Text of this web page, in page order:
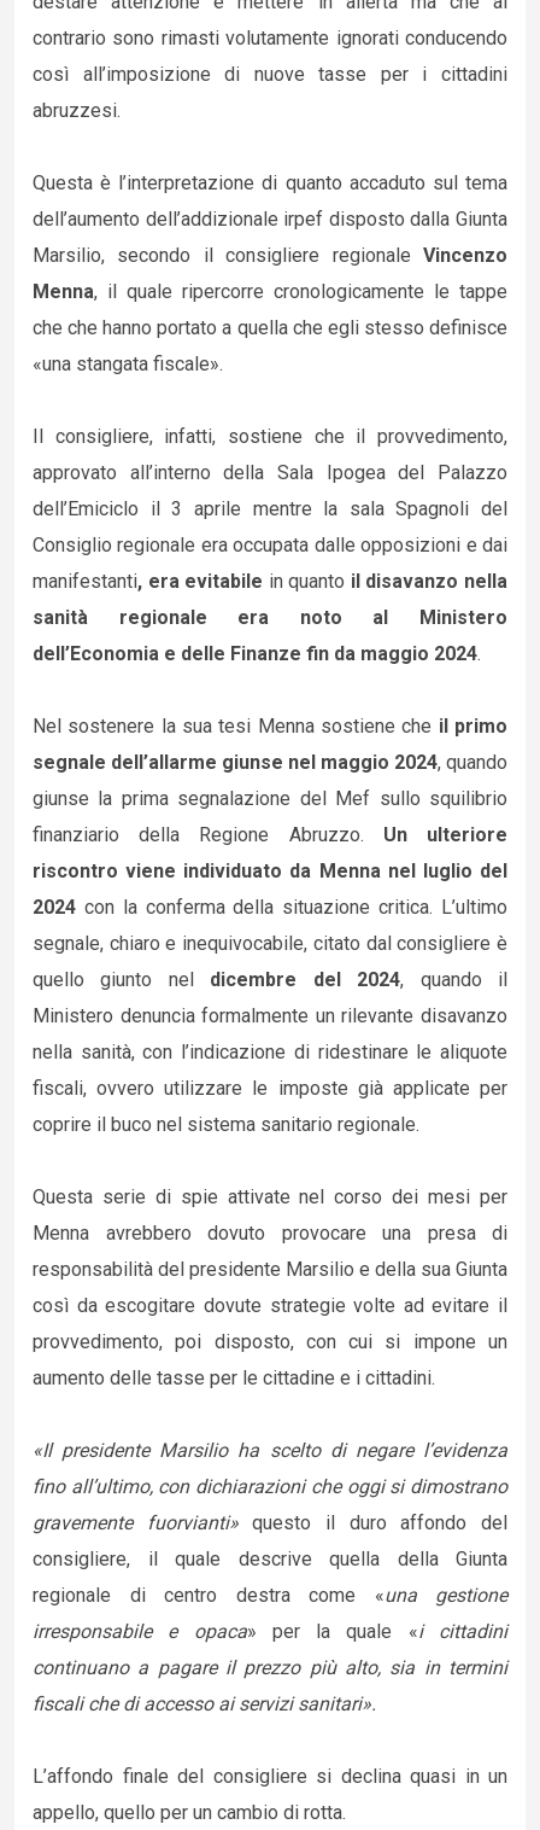
contrario sono rimasti volutamente ignorati conducendo
così all’imposizione di nuove tasse per i cittadini
abruzzesi.
Questa è l’interpretazione di quanto accaduto sul tema
dell’aumento dell’addizionale irpef disposto dalla Giunta
Marsilio, secondo il consigliere regionale Vincenzo
Menna, il quale ripercorre cronologicamente le tappe
che che hanno portato a quella che egli stesso definisce
«una stangata fiscale».
Il consigliere, infatti, sostiene che il provvedimento,
approvato all’interno della Sala Ipogea del Palazzo
dell’Emiciclo il 3 aprile mentre la sala Spagnoli del
Consiglio regionale era occupata dalle opposizioni e dai
manifestanti, era evitabile in quanto il disavanzo nella
sanità regionale era noto al Ministero
dell’Economia e delle Finanze fin da maggio 2024.
Nel sostenere la sua tesi Menna sostiene che il primo
segnale dell’allarme giunse nel maggio 2024, quando
giunse la prima segnalazione del Mef sullo squilibrio
finanziario della Regione Abruzzo. Un ulteriore
riscontro viene individuato da Menna nel luglio del
2024 con la conferma della situazione critica. L’ultimo
segnale, chiaro e inequivocabile, citato dal consigliere è
quello giunto nel dicembre del 2024, quando il
Ministero denuncia formalmente un rilevante disavanzo
nella sanità, con l’indicazione di ridestinare le aliquote
fiscali, ovvero utilizzare le imposte già applicate per
coprire il buco nel sistema sanitario regionale.
Questa serie di spie attivate nel corso dei mesi per
Menna avrebbero dovuto provocare una presa di
responsabilità del presidente Marsilio e della sua Giunta
così da escogitare dovute strategie volte ad evitare il
provvedimento, poi disposto, con cui si impone un
aumento delle tasse per le cittadine e i cittadini.
«Il presidente Marsilio ha scelto di negare l’evidenza
fino all’ultimo, con dichiarazioni che oggi si dimostrano
gravemente fuorvianti»questo il duro affondo del
consigliere, il quale descrive quella della Giunta
regionale di centro destra come «una gestione
irresponsabile e opaca» per la quale «i cittadini
continuano a pagare il prezzo più alto, sia in termini
fiscali che di accesso ai servizi sanitari».
L’affondo finale del consigliere si declina quasi in un
appello, quello per un cambio di rotta.